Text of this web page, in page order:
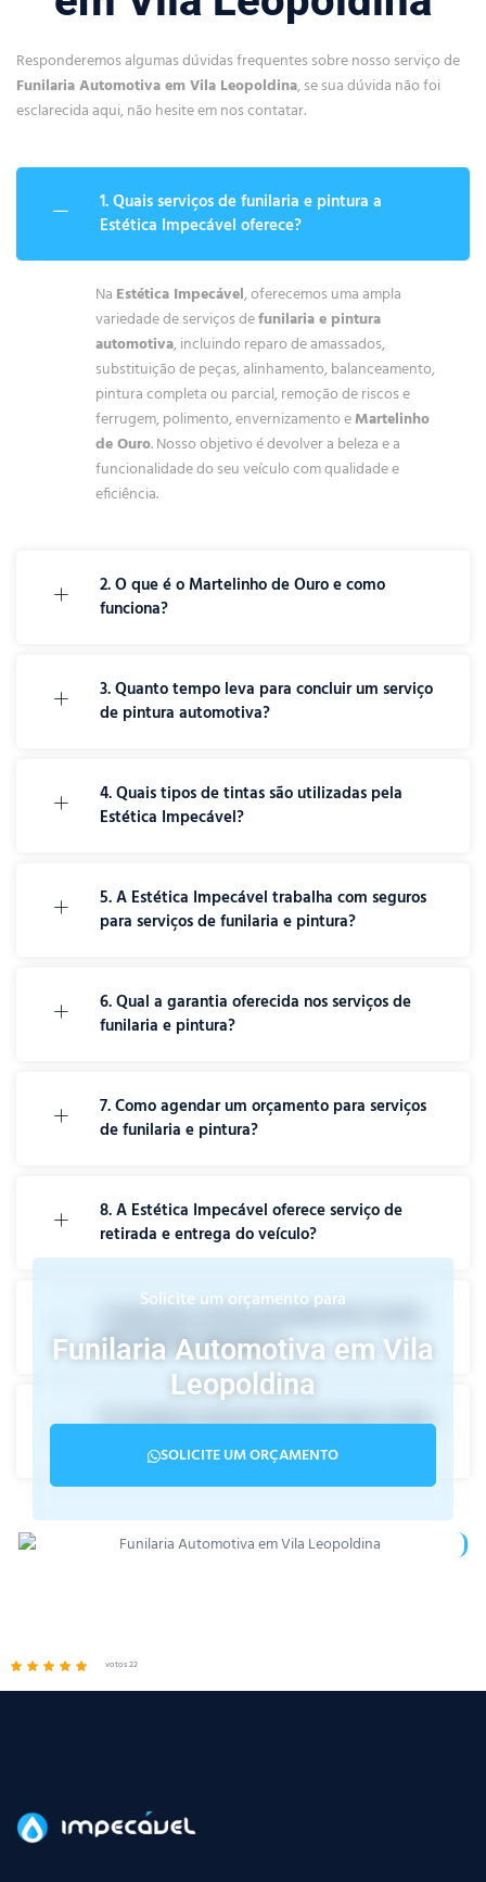
Solicite um orçamento para
Funilaria Automotiva em Vila
Leopoldina
SOLICITE UM ORÇAMENTO
Responderemos algumas dúvidas frequentes sobre nosso serviço de
Funilaria Automotiva em Vila Leopoldina, se sua dúvida não foi
esclarecida aqui, não hesite em nos contatar.
1. Quais serviços de funilaria e pintura a
Estética Impecável oferece?
Na Estética Impecável, oferecemos uma ampla
variedade de serviços defunilaria e pintura
automotiva, incluindo reparo de amassados,
substituição de peças, alinhamento, balanceamento,
pintura completa ou parcial, remoção de riscos e
ferrugem, polimento, envernizamento eMartelinho
de Ouro. Nosso objetivo é devolver a beleza e a
funcionalidade do seu veículo com qualidade e
eficiência.
2. O que é o Martelinho de Ouro e como
funciona?
3. Quanto tempo leva para concluir um serviço
de pintura automotiva?
4. Quais tipos de tintas são utilizadas pela
Estética Impecável?
5. A Estética Impecável trabalha com seguros
para serviços de funilaria e pintura?
6. Qual a garantia oferecida nos serviços de
funilaria e pintura?
7. Como agendar um orçamento para serviços
de funilaria e pintura?
8. A Estética Impecável oferece serviço de
retirada e entrega do veículo?
9. Quais são as formas de pagamento aceitas
pela Estética Impecável?
10. A Estética Impecável atende todos os tipos
votos 22